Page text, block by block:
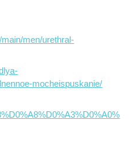
men/urethral-
mocheispuskanie/